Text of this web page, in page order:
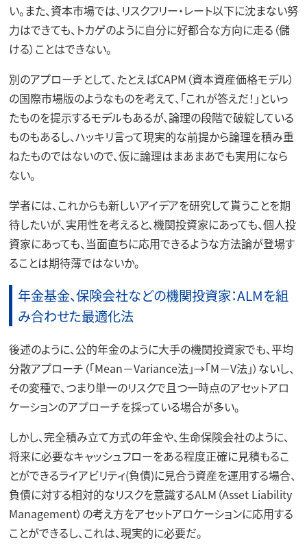
い。また、資本市場では、リスクフリー・レート以下に沈まない努
力はできても、トカゲのように自分に好都合な方向に走る（儲
ける）ことはできない。
別のアプローチとして、たとえばCAPM（資本資産価格モデル）
の国際市場版のようなものを考えて、「これが答えだ！」といっ
たものを提示するモデルもあるが、論理の段階で破綻している
ものもあるし、ハッキリ言って現実的な前提から論理を積み重
ねたものではないので、仮に論理はまあまあでも実用になら
ない。
学者には、これからも新しいアイデアを研究して貰うことを期
待したいが、実用性を考えると、機関投資家にあっても、個人投
資家にあっても、当面直ちに応用できるような方法論が登場す
ることは期待薄ではないか。
年金基金、保険会社などの機関投資家：ALMを組
み合わせた最適化法
後述のように、公的年金のように大手の機関投資家でも、平均
分散アプローチ（「Mean－Variance法」→「M－V法」）ないし、
その変種で、つまり単一のリスクで且つ一時点のアセットアロ
ケーションのアプローチを採っている場合が多い。
しかし、完全積み立て方式の年金や、生命保険会社のように、
将来に必要なキャッシュフローをある程度正確に見積もるこ
とができるライアビリティ(負債)に見合う資産を運用する場合、
負債に対する相対的なリスクを意識するALM（Asset Liability
Management）の考え方をアセットアロケーションに応用する
ことができるし、これは、現実的に必要だ。